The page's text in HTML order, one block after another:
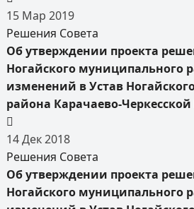
15 Мар 2019
Решения Совета
Об утверждении проекта
Ногайского муниципального
изменений в Устав
района Карачаево-
14Дек2018
Решения Совета
Об утверждении проекта
Ногайского муниципального